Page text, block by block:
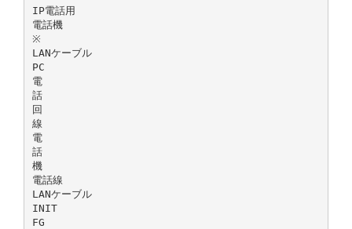
IP電話用
電話機
※
LANケーブル
PC
電
話
回
線
電
話
機
電話線
LANケーブル
INIT
FG